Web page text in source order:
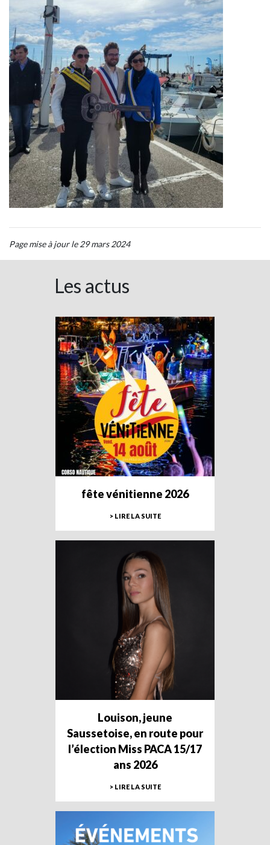
Page mise à jour le 29 mars 2024
Les actus
fête vénitienne 2026
> LIRE LA SUITE
Louison, jeune
Saussetoise, en route pour
l’élection Miss PACA 15/17
ans 2026
> LIRE LA SUITE